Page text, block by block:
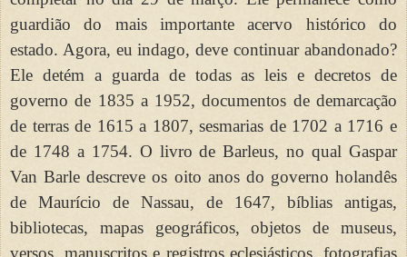
guardião do mais importante acervo histórico do
estado. Agora, eu indago, deve continuar abandonado?
Ele detém a guarda de todas as leis e decretos de
governo de 1835 a 1952, documentos de demarcação
de terras de 1615 a 1807, sesmarias de 1702 a 1716 e
de 1748 a 1754. O livro de Barleus, no qual Gaspar
Van Barle descreve os oito anos do governo holandês
de Maurício de Nassau, de 1647, bíblias antigas,
bibliotecas, mapas geográficos, objetos de museus,